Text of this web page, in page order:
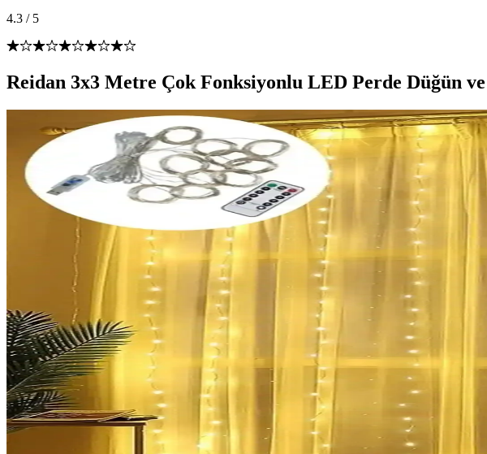
4.3 / 5
Reidan 3x3 Metre Çok Fonksiyonlu LED Perde Düğün